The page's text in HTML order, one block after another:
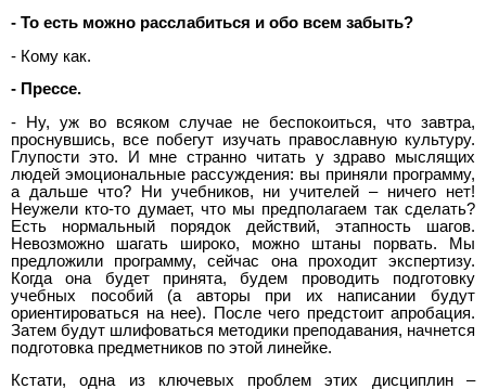
- То есть можно расслабиться и обо всем забыть?
- Кому как.
- Прессе.
- Ну, уж во всяком случае не беспокоиться, что завтра,
проснувшись, все побегут изучать православную культуру.
Глупости это. И мне странно читать у здраво мыслящих
людей эмоциональные рассуждения: вы приняли программу,
а дальше что? Ни учебников, ни учителей – ничего нет!
Неужели кто-то думает, что мы предполагаем так сделать?
Есть нормальный порядок действий, этапность шагов.
Невозможно шагать широко, можно штаны порвать. Мы
предложили программу, сейчас она проходит экспертизу.
Когда она будет принята, будем проводить подготовку
учебных пособий (а авторы при их написании будут
ориентироваться на нее). После чего предстоит апробация.
Затем будут шлифоваться методики преподавания, начнется
подготовка предметников по этой линейке.
Кстати, одна из ключевых проблем этих дисциплин –